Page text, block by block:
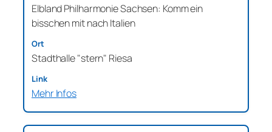
Elbland Philharmonie Sachsen: Komm ein
bisschen mit nach Italien
Stadthalle "stern" Riesa
Mehr Infos